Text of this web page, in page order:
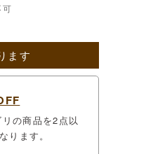
可
ます
の商品を2点以
ります。